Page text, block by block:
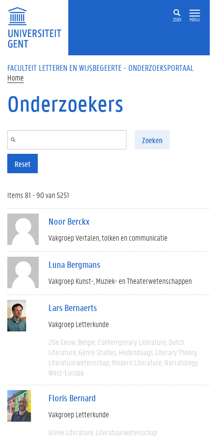
Overslaan en naar de inhoud gaan
ZOEK MENU
FACULTEIT LETTEREN EN WIJSBEGEERTE - ONDERZOEKSPORTAAL
Home
Onderzoekers
Zoeken
Reset
Items 81 - 90 van 5251
Noor Berckx
Vakgroep Vertalen, tolken en communicatie
Luna Bergmans
Vakgroep Kunst-, Muziek- en Theaterwetenschappen
Lars Bernaerts
Vakgroep Letterkunde
20e Eeuw België Contemporary Literature Dutch
Literature Genre Studies Hedendaags Literary Theory
Literatuurwetenschap Modern Literature Narratology
West-Europa
Floris Bernard
Vakgroep Letterkunde
Greek Literature Literatuurwetenschap